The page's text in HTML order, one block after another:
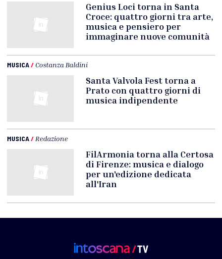
Genius Loci torna in Santa
Croce: quattro giorni tra arte,
musica e pensiero per
immaginare nuove comunità
MUSICA/ Costanza Baldini
Santa Valvola Fest torna a
Prato con quattro giorni di
musica indipendente
MUSICA/ Redazione
FilArmonia torna alla Certosa
di Firenze: musica e dialogo
per un'edizione dedicata
all'Iran